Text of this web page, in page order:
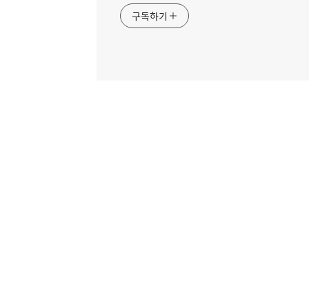
구독하기